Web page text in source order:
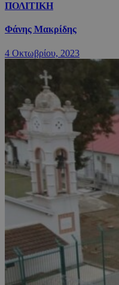
ΠΟΛΙΤΙΚΗ
Φάνης Μακρίδης
4 Οκτωβρίου, 2023